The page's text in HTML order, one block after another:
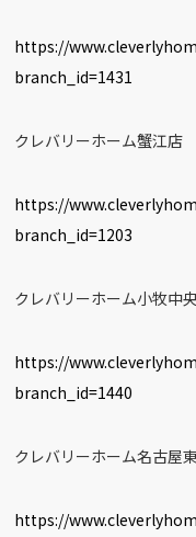
https://
branch_id=1431
クレバリーホーム蟹江店
https://
branch_id=1203
クレバリーホーム小牧中
https://
branch_id=1440
クレバリーホーム名古屋
https://